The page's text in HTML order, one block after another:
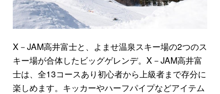
X－JAM高井富士と、よませ温泉スキー場の2つのス
キー場が合体したビッグゲレンデ。X－JAM高井富
士は、全13コースあり初心者から上級者まで存分に
楽しめます。キッカーやハーフパイプなどアイテム